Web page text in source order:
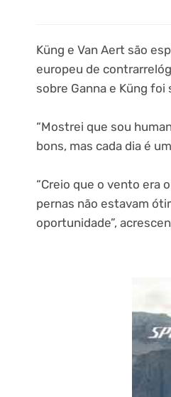
Küng e Van Aert são
europeu de
sobre Ganna e Küng
“Mostrei que sou
bons, mas cada dia é
“Creio que o vento era
pernas não estavam
oportunidade”,